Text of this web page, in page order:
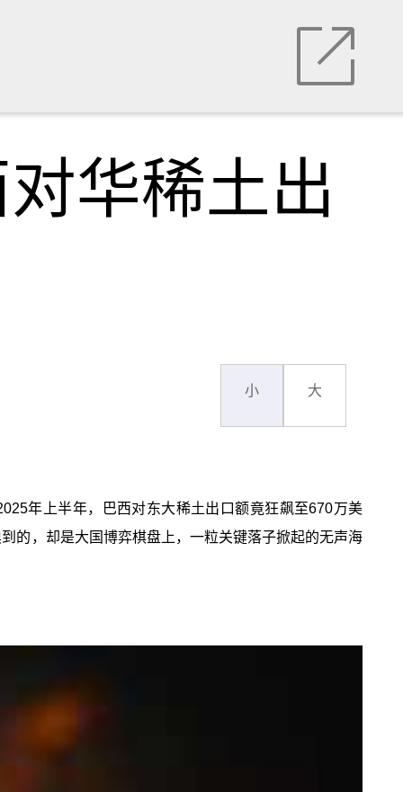
华稀土出
小 大
年上半年，巴西对东大稀土出口额竟狂飙至670万美
的，却是大国博弈棋盘上，一粒关键落子掀起的无声海